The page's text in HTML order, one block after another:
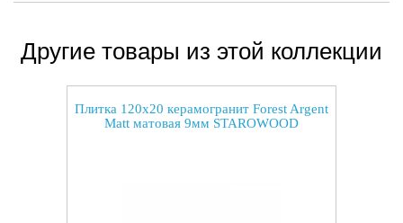
Другие товары из этой коллекции
Плитка 120x20 керамогранит Forest Argent
Matt матовая 9мм STAROWOOD